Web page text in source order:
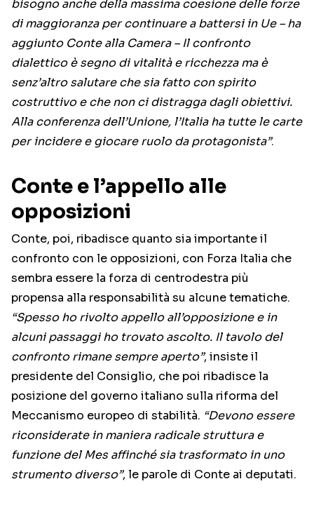
bisogno anche della massima coesione delle forze
di maggioranza per continuare a battersi in Ue – ha
aggiunto Conte alla Camera – Il confronto
dialettico è segno di vitalità e ricchezza ma è
senz’altro salutare che sia fatto con spirito
costruttivo e che non ci distragga dagli obiettivi.
Alla conferenza dell’Unione, l’Italia ha tutte le carte
per incidere e giocare ruolo da protagonista”.
Conte e l’appello alle
opposizioni
Conte, poi, ribadisce quanto sia importante il
confronto con le opposizioni, con Forza Italia che
sembra essere la forza di centrodestra più
propensa alla responsabilità su alcune tematiche.
“Spesso ho rivolto appello all’opposizione e in
alcuni passaggi ho trovato ascolto. Il tavolo del
confronto rimane sempre aperto”, insiste il
presidente del Consiglio, che poi ribadisce la
posizione del governo italiano sulla riforma del
Meccanismo europeo di stabilità. “Devono essere
riconsiderate in maniera radicale struttura e
funzione del Mes affinché sia trasformato in uno
strumento diverso”, le parole di Conte ai deputati.